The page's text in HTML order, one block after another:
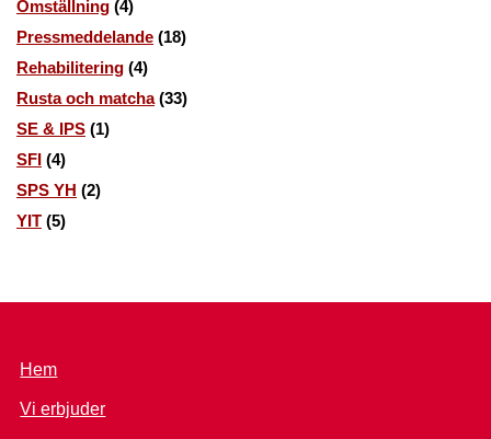
Omställning (4)
Pressmeddelande (18)
Rehabilitering (4)
Rusta och matcha(33)
SE & IPS (1)
SFI (4)
SPS YH (2)
YIT (5)
Hem
Vi erbjuder